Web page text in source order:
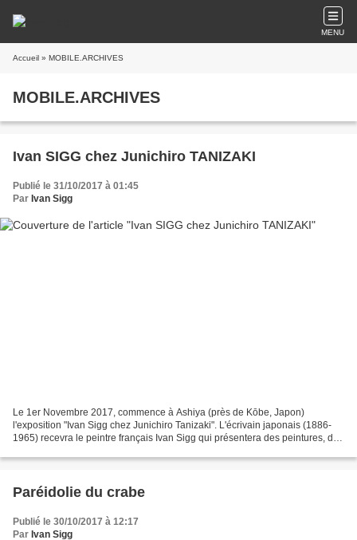
MENU
Accueil » MOBILE.ARCHIVES
MOBILE.ARCHIVES
Ivan SIGG chez Junichiro TANIZAKI
Publié le 31/10/2017 à 01:45
Par Ivan Sigg
Le 1er Novembre 2017, commence à Ashiya (près de Kōbe, Japon)
l'exposition "Ivan Sigg chez Junichiro Tanizaki". L'écrivain japonais (1886-
1965) recevra le peintre français Ivan Sigg qui présentera des peintures, des
Paréidolie du crabe
Publié le 30/10/2017 à 12:17
Par Ivan Sigg